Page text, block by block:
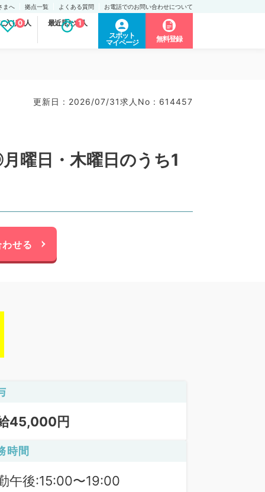
まへ 拠点一覧 よくある質問 お電話でのお問い合わせについて
入り求人
0 最近見た求人
1
スポット
マイページ
無料登録
更新日 : 2026/07/31求人No : 614457
曜日・木曜日のうち1
せる
45,000円
時間
午後:15:00〜19:00